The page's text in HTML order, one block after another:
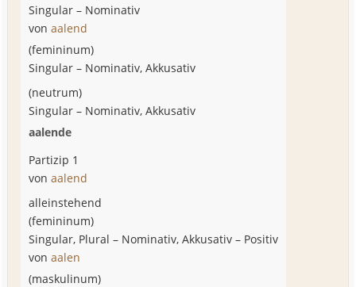
Singular – Nominativ
von aalend
(femininum)
Singular – Nominativ, Akkusativ
(neutrum)
Singular – Nominativ, Akkusativ
aalende
Partizip 1
vonaalend
alleinstehend
(femininum)
Singular, Plural – Nominativ, Akkusativ – Positiv
von aalen
(maskulinum)